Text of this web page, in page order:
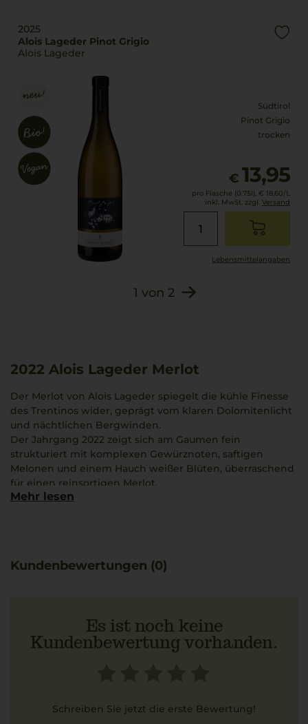
2025
Alois Lageder Pinot Grigio
Alois Lageder
Südtirol
Pinot Grigio
trocken
€ 13,95
pro Flasche (0.75l), € 18,60/L
inkl. MwSt. zzgl. Versand
Lebensmittel­angaben
1 von 2
2022 Alois Lageder Merlot
Der Merlot von Alois Lageder spiegelt die kühle Finesse
des Trentinos wider, geprägt vom klaren Dolomitenlicht
und nächtlichen Bergwinden.
Der Jahrgang 2022 zeigt sich am Gaumen fein
strukturiert mit komplexen Gewürznoten, saftigen
Melonen und einem Hauch weißer Blüten, überraschend
für einen reinsortigen Merlot.
Fruchtige Eleganz und zarte Frische verbinden sich zu
Ein passender Begleiter ist beispielsweise Vitello
Mehr lesen
Kundenbewertungen (0)
Es ist noch keine
Kundenbewertung vorhanden.
Schreiben Sie jetzt die erste Bewertung!